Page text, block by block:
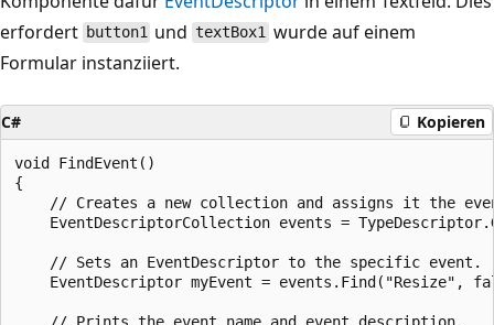
erfordert button1 und textBox1 wurde auf einem
Formular instanziiert.
C# Kopieren
void FindEvent()
{
// Creates a new collection and assigns it the
EventDescriptorCollection events =
    // Sets an EventDescriptor to the specific event.
EventDescriptor myEvent = events.Find("Resize",
    // Prints the event name and event description.